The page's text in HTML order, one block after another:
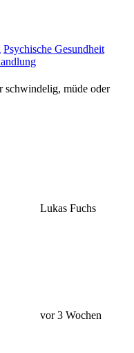
Psychische Gesundheit
müde oder
Lukas Fuchs
vor 3 Wochen